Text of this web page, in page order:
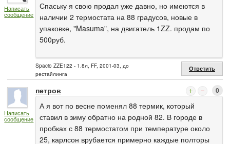
Написать
сообщение
Спаську я свою продал уже давно, но имеются в
наличии 2 термостата на 88 градусов, новые в
упаковке, "Masuma", на двигатель 1ZZ. продам по
500руб.
Spacio ZZE122 - 1.8л, FF, 2001-03, до
рестайлинга
Ответить
Написать
сообщение
петров 0
А я вот по весне поменял 88 термик, который
ставил в зиму обратно на родной 82. В городе в
пробках с 88 термостатом при температуре около
25, карлсон врубается примерно каждые полторы